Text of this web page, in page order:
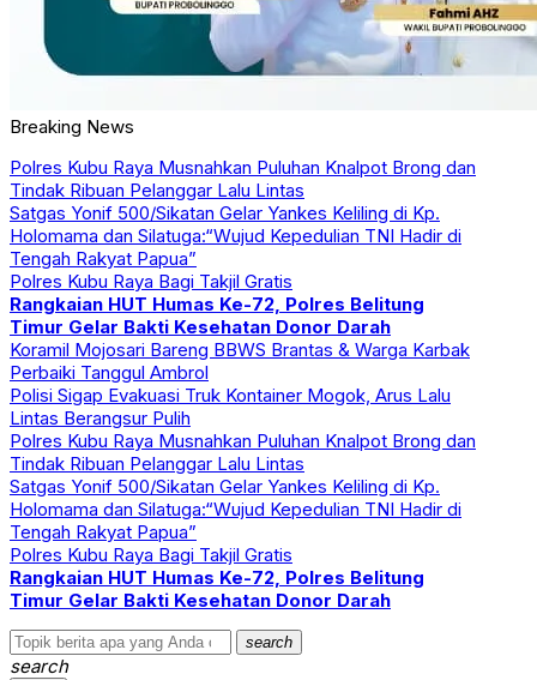
Breaking News
Polres Kubu Raya Musnahkan Puluhan Knalpot Brong dan
Tindak Ribuan Pelanggar Lalu Lintas
Satgas Yonif 500/Sikatan Gelar Yankes Keliling di Kp.
Holomama dan Silatuga:“Wujud Kepedulian TNI Hadir di
Tengah Rakyat Papua”
Polres Kubu Raya Bagi Takjil Gratis
Rangkaian HUT Humas Ke-72, Polres Belitung
Timur Gelar Bakti Kesehatan Donor Darah
Koramil Mojosari Bareng BBWS Brantas & Warga Karbak
Perbaiki Tanggul Ambrol
Polisi Sigap Evakuasi Truk Kontainer Mogok, Arus Lalu
Lintas Berangsur Pulih
Polres Kubu Raya Musnahkan Puluhan Knalpot Brong dan
Tindak Ribuan Pelanggar Lalu Lintas
Satgas Yonif 500/Sikatan Gelar Yankes Keliling di Kp.
Holomama dan Silatuga:“Wujud Kepedulian TNI Hadir di
Tengah Rakyat Papua”
Polres Kubu Raya Bagi Takjil Gratis
Rangkaian HUT Humas Ke-72, Polres Belitung
Timur Gelar Bakti Kesehatan Donor Darah
search
search